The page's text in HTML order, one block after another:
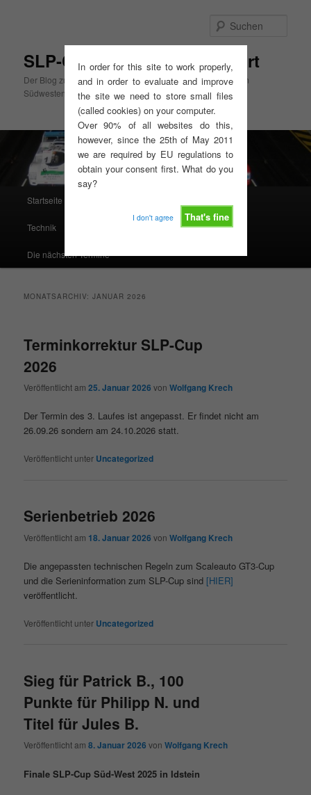
In order for this site to work properly,
and in order to evaluate and improve
the site we need to store small files
(called cookies) on your computer.
Over 90% of all websites do this,
however, since the 25th of May 2011
we are required by EU regulations to
obtain your consent first. What do you
say?
That's fine
I don't agree
SLP-Cup Mitte, GT3-Slotsport
Der Blog zum SLP-Cup Mitte und zur GT3-Slotsport Serie im
Südwesten
Startseite
Technik Rennserien West
Die nächsten Termine
MONATSARCHIV:JANUAR 2026
Terminkorrektur SLP-Cup
2026
Veröffentlicht am25. Januar 2026 vonWolfgang Krech
Der Termin des 3. Laufes ist angepasst. Er findet nicht am
26.09.26 sondern am 24.10.2026 statt.
Veröffentlicht unter Uncategorized
Serienbetrieb 2026
Veröffentlicht am 18. Januar 2026 vonWolfgang Krech
Die angepassten technischen Regeln zum Scaleauto GT3-Cup
und die Serieninformation zum SLP-Cup sind [HIER]
veröffentlicht.
Veröffentlicht unter Uncategorized
Sieg für Patrick B., 100
Punkte für Philipp N. und
Titel für Jules B.
Veröffentlicht am8. Januar 2026 vonWolfgang Krech
Finale SLP-Cup Süd-West 2025 in Idstein